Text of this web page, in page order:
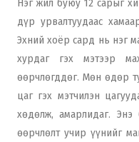
Нэг жил буюу 12 сарыг
дүр урвалтуудаас
Эхний хоёр сард нь нэг
хурдаг гэх мэтээр
өөрчлөгддөг. Мөн өдөр
цаг гэх мэтчилэн
хөдөлж, амарлидаг.
өөрчлөлт учир үүнийг